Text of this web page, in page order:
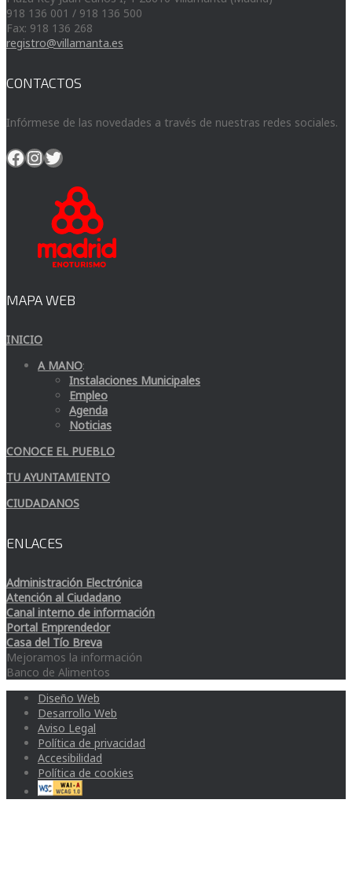
918 136 001 / 918 136 500
Fax: 918 136 268
registro@villamanta.es
CONTACTOS
Infórmese de las novedades a través de nuestras redes sociales.
Facebook
Instagram
Twitter
MAPA WEB
INICIO
A MANO:
Instalaciones Municipales
Empleo
Agenda
Noticias
CONOCE EL PUEBLO
TU AYUNTAMIENTO
CIUDADANOS
ENLACES
Administración Electrónica
Atención al Ciudadano
Canal interno de información
Portal Emprendedor
Casa del Tío Breva
Mejoramos la información
Banco de Alimentos
Diseño Web
Desarrollo Web
Aviso Legal
Política de privacidad
Accesibilidad
Política de cookies